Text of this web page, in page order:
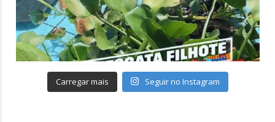
Carregar mais Seguir no Instagram